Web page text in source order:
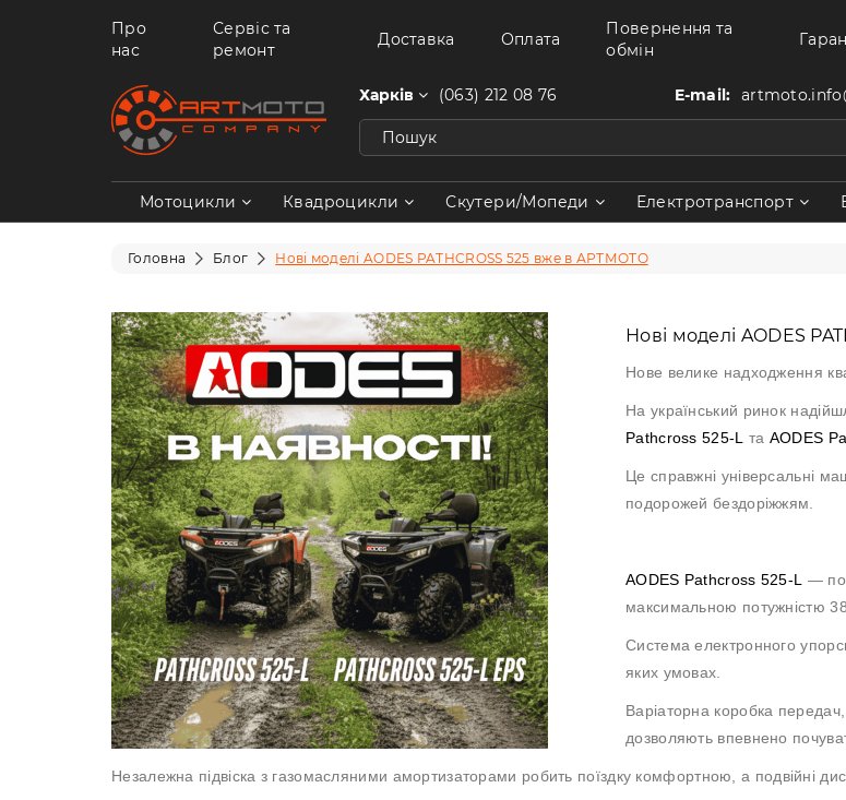
Про
нас
Сервіс та
ремонт
Доставка Оплата
Повернення та
обмін
Харків (063) 212 08 76 E-mail:
Мотоцикли Квадроцикли Скутери/Мопеди Електротранспорт
Головна Блог Нові моделі AODES PATHCROSS 525 вже в АРТМОТО
Нові моделі AODES
Нове велике надходження
На український ринок
Pathcross 525-L
та AODES
Це справжні універсальні
подорожей бездоріжжям.
AODES Pathcross 525-L
—
максимальною потужністю 38
Система електронного
яких умовах.
Варіаторна коробка
дозволяють впевнено
Незалежна підвіска з газомасляними амортизаторами робить поїздку комфортною, а подвійні